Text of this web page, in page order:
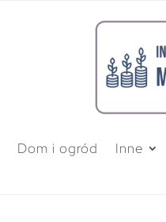
Dom i ogród Inne